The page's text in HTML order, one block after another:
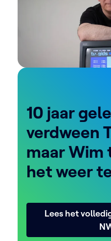
10 jaar
verdween
maar Wim
het weer
Lees het